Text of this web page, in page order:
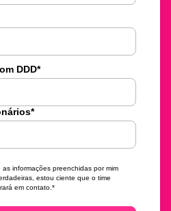
DDD*
*
informações preenchidas por mim
estou ciente que o time
em contato. *